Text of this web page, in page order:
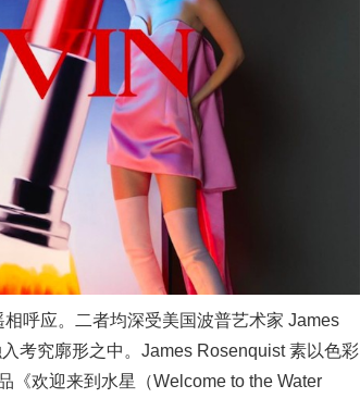
呼应。二者均深受美国波普艺术家 James
考究廓形之中。James Rosenquist 素以色彩
《欢迎来到水星（Welcome to the Water